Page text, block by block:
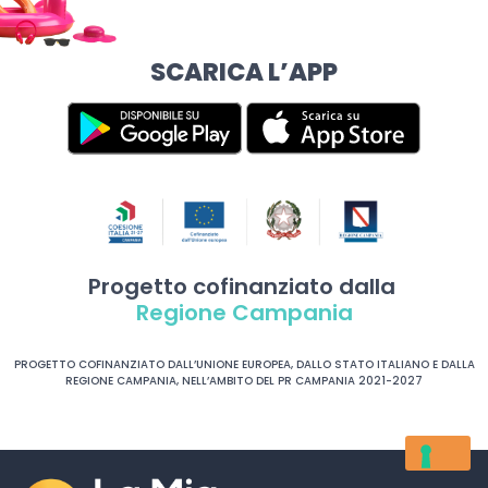
SCARICA L’APP
Progetto cofinanziato dalla
Regione Campania
PROGETTO COFINANZIATO DALL’UNIONE EUROPEA, DALLO STATO ITALIANO E DALLA
REGIONE CAMPANIA, NELL’AMBITO DEL PR CAMPANIA 2021-2027